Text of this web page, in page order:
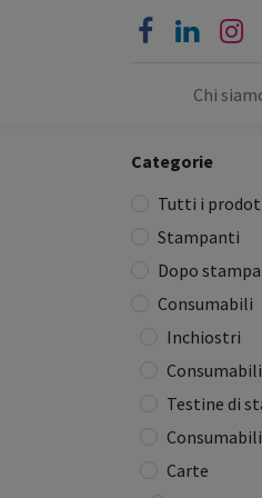
Chi
Categorie
Tutti i
Stampanti
Dopo stampa
Consumabili
Inchiostri
Testine di
Consumabili
Carte